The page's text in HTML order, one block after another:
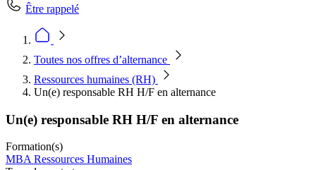
Être rappelé
Toutes nos offres d’alternance
Ressources humaines (RH)
Un(e) responsable RH H/F en alternance
Un(e) responsable RH H/F en alternance
Formation(s)
MBA Ressources Humaines